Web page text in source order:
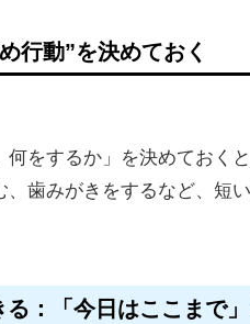
行動”を決めておく
何をするか」を決めてお
、歯みがきをするなど、短
：「今日はここまで